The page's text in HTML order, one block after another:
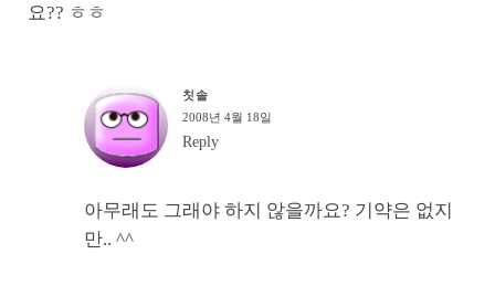
요?? ㅎㅎ
칫솔
2008년 4월 18일
Reply
아무래도 그래야 하지 않을까요? 기약은 없지
만.. ^^